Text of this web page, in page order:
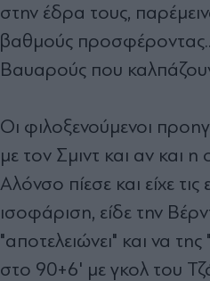
στην έδρα τους,
βαθμούς
Βαυαρούς που καλπάζουν
Οι φιλοξενούμενοι
με τον Σμιντ και αν και
Αλόνσο πίεσε και είχε τις
ισοφάριση, είδε την
"αποτελειώνει" και να
στο 90+6' με γκολ του